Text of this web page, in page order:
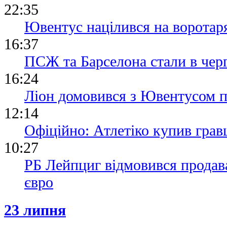
22:35
Ювентус націлився на
16:37
ПСЖ та Барселона стали в
16:24
Ліон домовився з Ювентусом
12:14
Офіційно: Атлетіко купив
10:27
РБ Лейпциг відмовився
євро
23 липня